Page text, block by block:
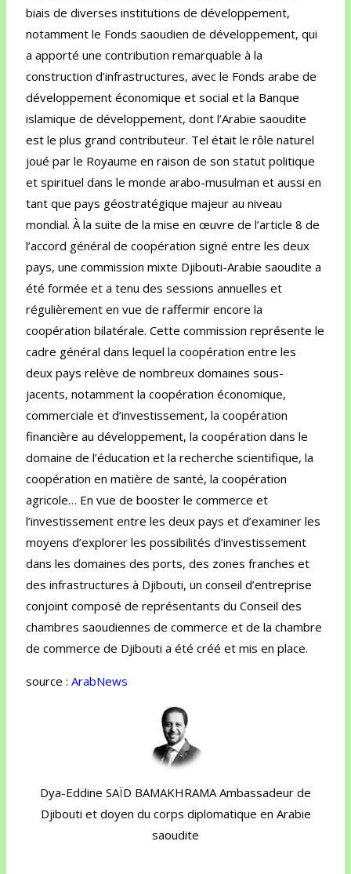
biais de diverses institutions de développement,
notamment le Fonds saoudien de développement, qui
a apporté une contribution remarquable à la
construction d’infrastructures, avec le Fonds arabe de
développement économique et social et la Banque
islamique de développement, dont l’Arabie saoudite
est le plus grand contributeur. Tel était le rôle naturel
joué par le Royaume en raison de son statut politique
et spirituel dans le monde arabo-musulman et aussi en
tant que pays géostratégique majeur au niveau
mondial. À la suite de la mise en œuvre de l’article 8 de
l’accord général de coopération signé entre les deux
pays, une commission mixte Djibouti-Arabie saoudite a
été formée et a tenu des sessions annuelles et
régulièrement en vue de raffermir encore la
coopération bilatérale. Cette commission représente le
cadre général dans lequel la coopération entre les
deux pays relève de nombreux domaines sous-
jacents, notamment la coopération économique,
commerciale et d’investissement, la coopération
financière au développement, la coopération dans le
domaine de l’éducation et la recherche scientifique, la
coopération en matière de santé, la coopération
agricole… En vue de booster le commerce et
l’investissement entre les deux pays et d’examiner les
moyens d’explorer les possibilités d’investissement
dans les domaines des ports, des zones franches et
des infrastructures à Djibouti, un conseil d’entreprise
conjoint composé de représentants du Conseil des
chambres saoudiennes de commerce et de la chambre
de commerce de Djibouti a été créé et mis en place.
source : ArabNews
Dya-Eddine SAÏD BAMAKHRAMA Ambassadeur de
Djibouti et doyen du corps diplomatique en Arabie
saoudite